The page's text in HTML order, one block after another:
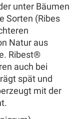
unter Bäumen
Sorten (Ribes
Natur aus
Ribest®
auch bei
spät und
mit der